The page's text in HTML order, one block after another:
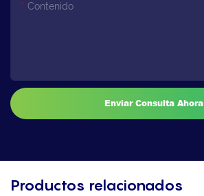
Contenido
Enviar Consulta Ahora
Productos relacionados